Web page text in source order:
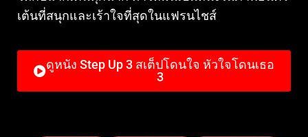
เต้นที่สนุกและเร้าใจที่สุดในแฟรนไชส์
ดูหนัง Step Up 3 สเต็ปโดนใจ หัวใจโดนเธอ
3